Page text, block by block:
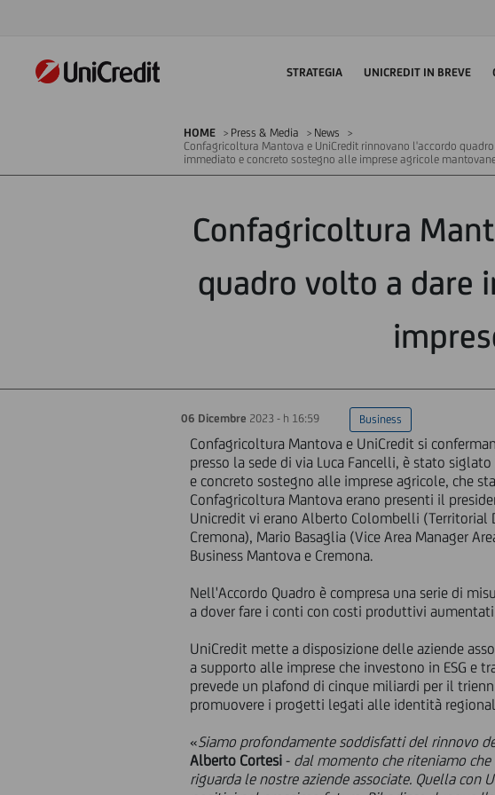
STRATEGIA UNICREDIT IN BREVE
HOME Press & Media
News
Confagricoltura Mantova e UniCredit rinnovano l'accordo
immediato e concreto sostegno alle imprese agricole
Confagricoltura
quadro volto a dare
06 Dicembre 2023 - h 16:59 Business
Confagricoltura Mantova e UniCredit si
presso la sede di via Luca Fancelli, è stato
e concreto sostegno alle imprese agricole, che
Confagricoltura Mantova erano presenti il
Unicredit vi erano Alberto Colombelli (Territorial
Cremona), Mario Basaglia (Vice Area Manager
Business Mantova e Cremona.
Nell'Accordo Quadro è compresa una serie di
a dover fare i conti con costi produttivi
UniCredit mette a disposizione delle aziende
a supporto alle imprese che investono in ESG e
prevede un plafond di cinque miliardi per il
promuovere i progetti legati alle identità
«Siamo profondamente soddisfatti del rinnovo
Alberto Cortesi - dal momento che riteniamo che
riguarda le nostre aziende associate. Quella con